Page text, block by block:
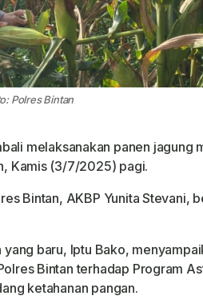
Polres Bintan
melaksanakan panen jagung
Kamis (3/7/2025) pagi.
Bintan, AKBP Yunita Stevani,
baru, Iptu Bako,
Bintan terhadap Program
ketahanan pangan.